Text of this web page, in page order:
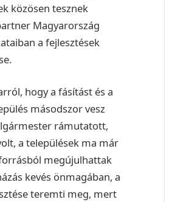
közösen tesznek
Magyarország
a fejlesztések
hogy a fásítást és a
másodszor vesz
rámutatott,
a települések ma már
megújulhattak
kevés önmagában, a
teremti meg, mert